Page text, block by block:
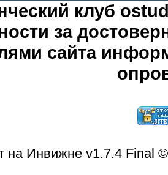
клуб
за
сайта
на Инвижне v1.7.4 Final